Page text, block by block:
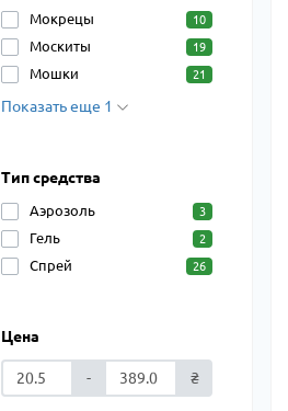
Мокрецы 10
Москиты 19
Мошки 21
Показать еще 1
Тип средства
Аэрозоль 3
Гель 2
Спрей 26
Цена
- ₴